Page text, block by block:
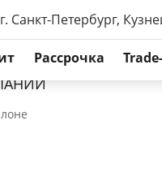
г. Санкт-Петербург,
Рассрочка